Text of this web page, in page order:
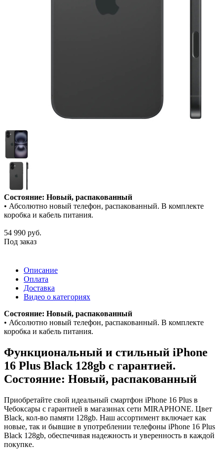
Состояние: Новый, распакованный
• Абсолютно новый телефон, распакованный. В комплекте
коробка и кабель питания.
54 990 руб.
Под заказ
Описание
Оплата
Доставка
Видео о категориях
Состояние: Новый, распакованный
• Абсолютно новый телефон, распакованный. В комплекте
коробка и кабель питания.
Функциональный и стильный iPhone
16 Plus Black 128gb с гарантией.
Состояние: Новый, распакованный
Приобретайте свой идеальный смартфон iPhone 16 Plus в
Чебоксары с гарантией в магазинах сети MIRAPHONE. Цвет
Black, кол-во памяти 128gb. Наш ассортимент включает как
новые, так и бывшие в употреблении телефоны iPhone 16 Plus
Black 128gb, обеспечивая надежность и уверенность в каждой
покупке.